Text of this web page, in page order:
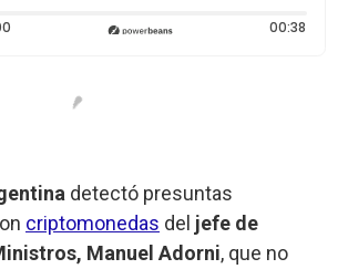
Tiempo transcurrido: 0 segundos 00:38
detectó presuntas
criptomonedas del jefe de
Manuel Adorni, que no